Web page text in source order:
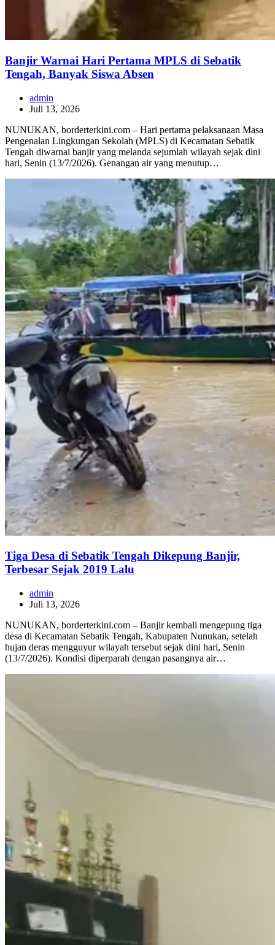
Banjir Warnai Hari Pertama MPLS di Sebatik
Tengah, Banyak Siswa Absen
admin
Juli 13, 2026
NUNUKAN, borderterkini.com – Hari pertama pelaksanaan Masa
Pengenalan Lingkungan Sekolah (MPLS) di Kecamatan Sebatik
Tengah diwarnai banjir yang melanda sejumlah wilayah sejak dini
hari, Senin (13/7/2026). Genangan air yang menutup…
Tiga Desa di Sebatik Tengah Dikepung Banjir,
Terbesar Sejak 2019 Lalu
admin
Juli 13, 2026
NUNUKAN, borderterkini.com – Banjir kembali mengepung tiga
desa di Kecamatan Sebatik Tengah, Kabupaten Nunukan, setelah
hujan deras mengguyur wilayah tersebut sejak dini hari, Senin
(13/7/2026). Kondisi diperparah dengan pasangnya air…